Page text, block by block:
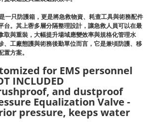
一只防護箱，更是將急救物資、耗查工具與術務配件
台。其上蔤多層分隔整理設計，讓急救人員可以在最
取與重裝，大幅提升場域應變效率與規格化管理水
、工廠態護與術務後勤單位而言，它是兼頃防護、移
方案。
for EMS personnel
INCLUDED
and dustproof
Equalization Valve -
pressure, keeps water